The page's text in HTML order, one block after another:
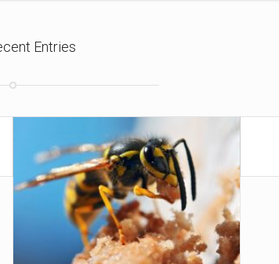
Entries